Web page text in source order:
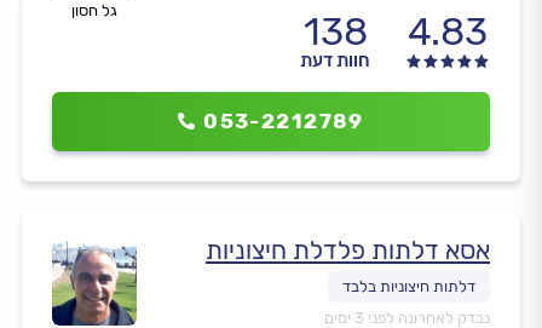
גל חסון 4.83
138
חוות דעת
053-2212789
אסא דלתות פלדלת חיצוניות
נבדק לאחרונה לפני 3 ימים